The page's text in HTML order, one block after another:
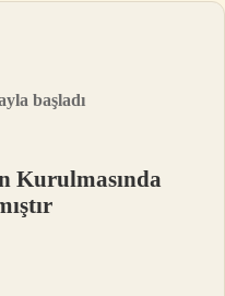
başladı
Kurulmasında